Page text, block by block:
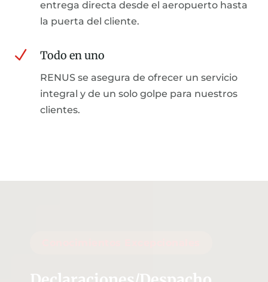
entrega directa desde el aeropuerto hasta
la puerta del cliente.
N Todo en uno
RENUS se asegura de ofrecer un servicio
integral y de un solo golpe para nuestros
clientes.